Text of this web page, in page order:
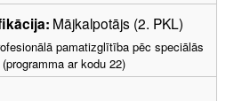
Mājkalpotājs (2. PKL)
pamatizglītība pēc speciālās
ar kodu 22)